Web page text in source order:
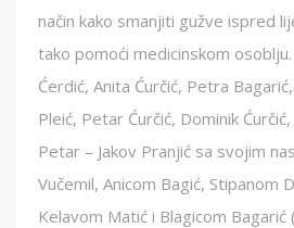
način kako smanjiti gužve ispred
tako pomoći medicinskom osoblju.
Ćerdić, Anita Ćurčić, Petra
Pleić, Petar Ćurčić, Dominik
Petar – Jakov Pranjić sa svojim
Vučemil, Anicom Bagić, Stipanom
Kelavom Matić i Blagicom Bagarić